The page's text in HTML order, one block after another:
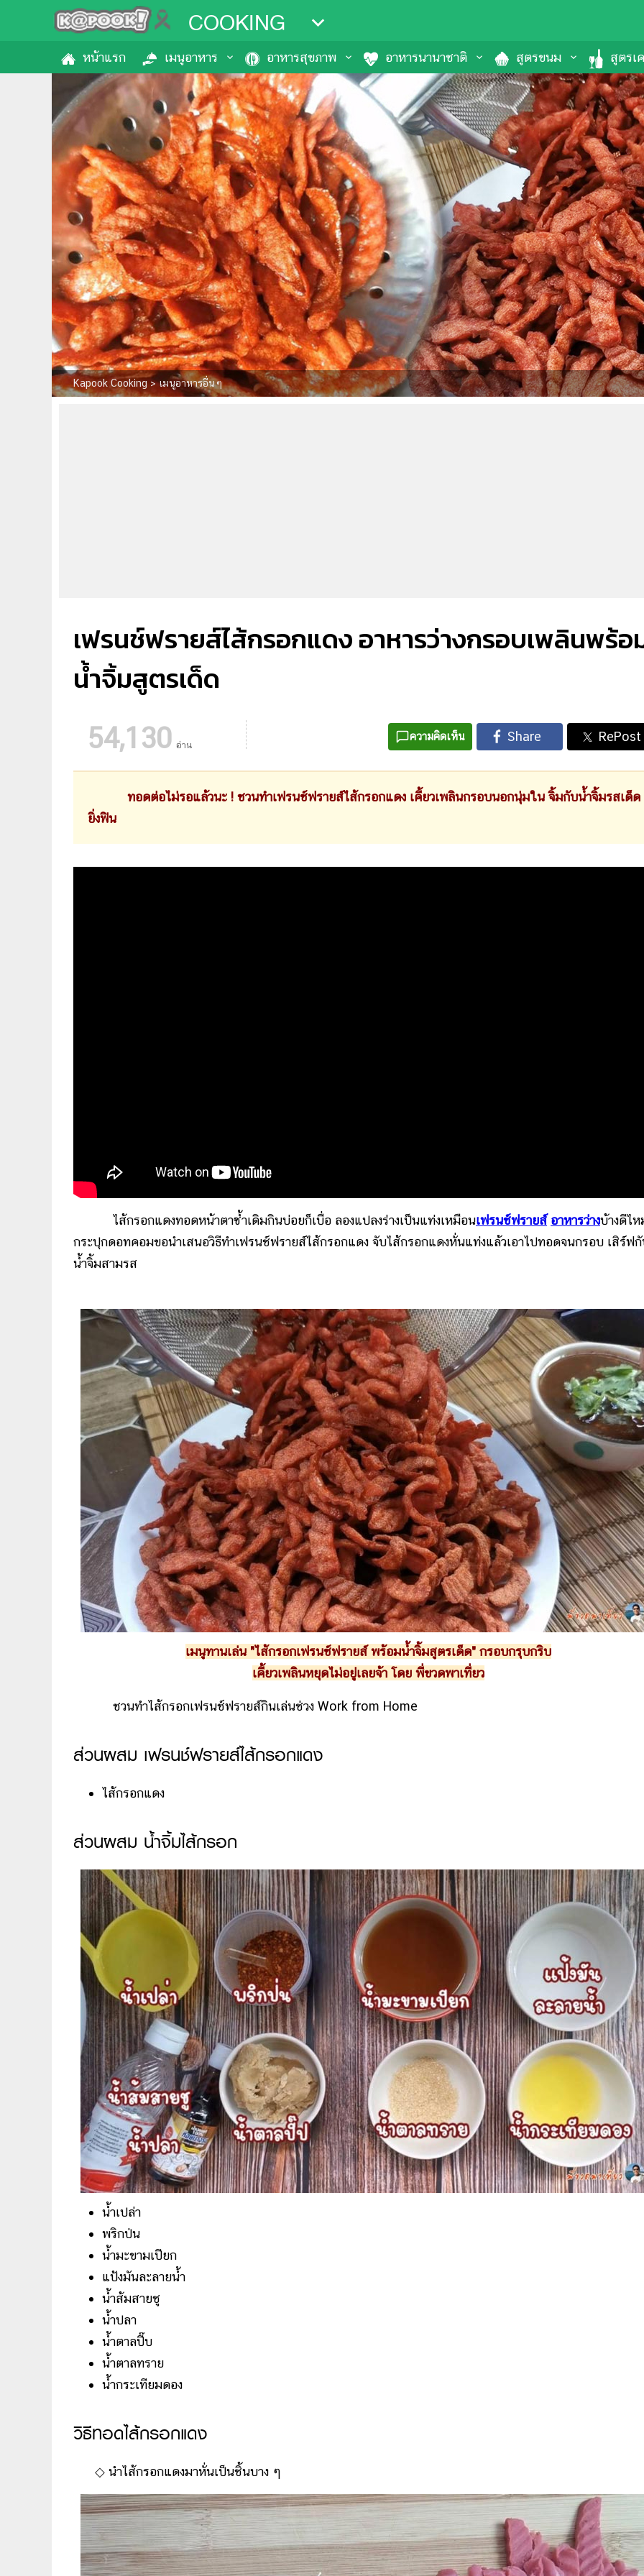
COOKING
หน้าแรก เมนูอาหาร อาหารสุขภาพ อาหารนานาชาติ สูตรขนม สูตรเ
Kapook Cooking>เมนูอาหารอื่นๆ
เฟรนช์ฟรายส์ไส้กรอกแดง อาหารว่างกรอบเพลินพร้อ
น้ำจิ้มสูตรเด็ด
54,130 อ่าน
ความคิดเห็น
ทอดต่อไม่รอแล้วนะ ! ชวนทำเฟรนช์ฟรายส์ไส้กรอกแดง เคี้ยวเพลินกรอบนอกนุ่มใน จิ้มกับน้ำจิ้มรสเด็ด
ยิ่งฟิน
ไส้กรอกแดงทอดหน้าตาซ้ำเดิมกินบ่อยก็เบื่อ ลองแปลงร่างเป็นแท่งเหมือนเฟรนช์ฟรายส์ อาหารว่างบ้างดีไห
กระปุกดอทคอมขอนำเสนอวิธีทำเฟรนช์ฟรายส์ไส้กรอกแดง จับไส้กรอกแดงหั่นแท่งแล้วเอาไปทอดจนกรอบ เสิร์ฟ
น้ำจิ้มสามรส
เมนูทานเล่น "ไส้กรอกเฟรนช์ฟรายส์ พร้อมน้ำจิ้มสูตรเด็ด" กรอบกรุบกริบ
เคี้ยวเพลินหยุดไม่อยู่เลยจ้า โดย พี่ขวดพาเที่ยว
ชวนทำไส้กรอกเฟรนช์ฟรายส์กินเล่นช่วง Work from Home
ส่วนผสม เฟรนช์ฟรายส์ไส้กรอกแดง
ไส้กรอกแดง
ส่วนผสม น้ำจิ้มไส้กรอก
น้ำเปล่า
พริกป่น
น้ำมะขามเปียก
แป้งมันละลายน้ำ
น้ำส้มสายชู
น้ำปลา
น้ำตาลปี๊บ
น้ำตาลทราย
น้ำกระเทียมดอง
วิธีทอดไส้กรอกแดง
◇ นำไส้กรอกแดงมาหั่นเป็นชิ้นบาง ๆ